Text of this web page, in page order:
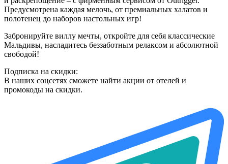
Предусмотрена каждая мелочь, от премиальных халатов и
полотенец до наборов настольных игр!
Забронируйте виллу мечты, откройте для себя классические
Мальдивы, насладитесь беззаботным релаксом и абсолютной
свободой!
Подписка на скидки:
В наших соцсетях сможете найти акции от отелей и
промокоды на скидки.